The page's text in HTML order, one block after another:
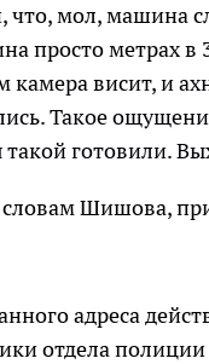
что, мол, машина
просто метрах в
камера висит, и
Такое
такой готовили.
Шишова,
адреса
отдела